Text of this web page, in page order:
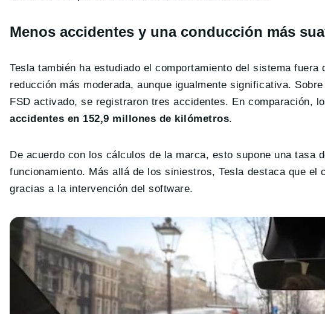
Menos accidentes y una conducción más
Tesla también ha estudiado el comportamiento del sistema
reducción más moderada, aunque igualmente significativa.
FSD activado, se registraron tres accidentes. En comparación,
accidentes en 152,9 millones de kilómetros.
De acuerdo con los cálculos de la marca, esto supone una tasa
funcionamiento. Más allá de los siniestros, Tesla destaca que
gracias a la intervención del software.